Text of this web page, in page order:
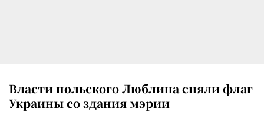
Власти польского Люблина сняли флаг
Украины со здания мэрии